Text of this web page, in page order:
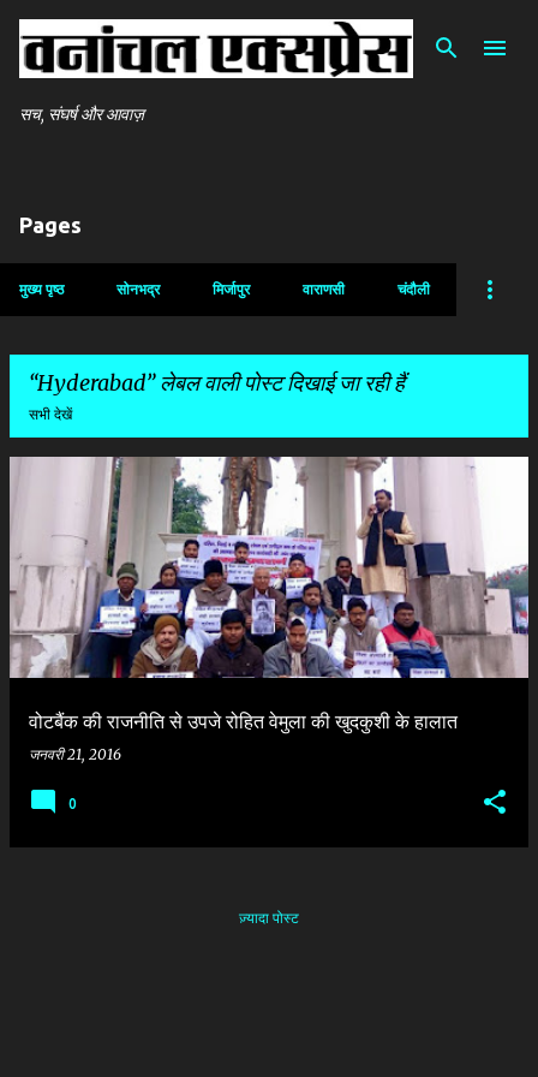
सीधे मुख्य सामग्री पर जाएं
सच, संघर्ष और आवाज़
Pages
मुख्य पृष्ठ सोनभद्र मिर्जापुर वाराणसी चंदौली
Hyderabad लेबल वाली पोस्ट दिखाई जा रही हैं
सभी देखें
श
वोटबैंक की राजनीति से उपजे रोहित वेमुला की खुदकुशी के हालात
जनवरी 21, 2016
0
ज़्यादा पोस्ट